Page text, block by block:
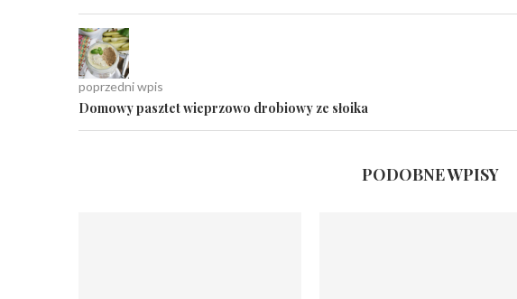
poprzedni wpis
Domowy pasztet wieprzowo drobiowy ze słoika
PODOBNE WPISY